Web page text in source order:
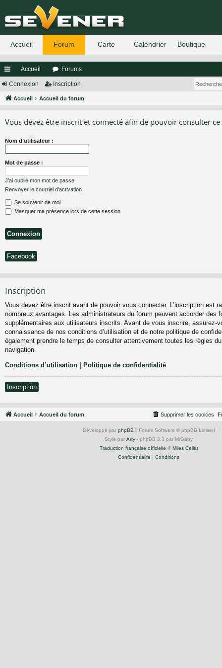
ac
co
s
Accueil Forums
Connexion Inscription
Accueil Accueil du forum
Vous devez être inscrit et connecté afin de pouvoir consulter
Nom d’utilisateur :
Mot de passe :
J’ai oublié mon mot de passe
Renvoyer le courriel d’activation
Se souvenir de moi
Masquer ma présence lors de cette session
Facebook
Inscription
Vous devez être inscrit avant de pouvoir vous connecter. L’inscription est
nombreux avantages. Les administrateurs du forum peuvent accorder des
supplémentaires aux utilisateurs inscrits. Avant de vous inscrire, assurez-
connaissance de nos conditions d’utilisation et de notre politique de
également prendre le temps de consulter attentivement toutes les règles
navigation.
Conditions d’utilisation | Politique de confidentialité
Inscription
Accueil Accueil du forum Supprimer les cookies
Développé par phpBB® Forum Software © phpBB Limited
Style par Arty - phpBB 3.3 par MrGaby
Traduction française officielle © Miles Cellar
Confidentialité | Conditions